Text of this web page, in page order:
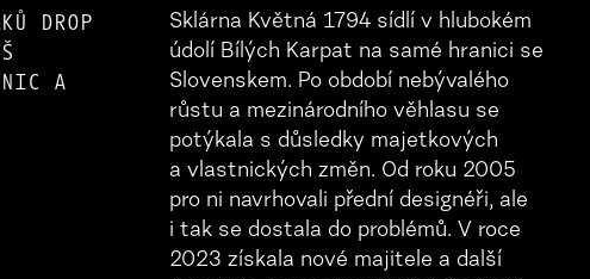
DROP
A
Sklárna Květná 1794 sídlí v hlubokém
údolí Bílých Karpat na samé hranici se
Slovenskem. Po období nebývalého
růstu a mezinárodního věhlasu se
potýkala s důsledky majetkových
a vlastnických změn. Od roku 2005
pro ni navrhovali přední designéři, ale
i tak se dostala do problémů. V roce
2023 získala nové majitele a další